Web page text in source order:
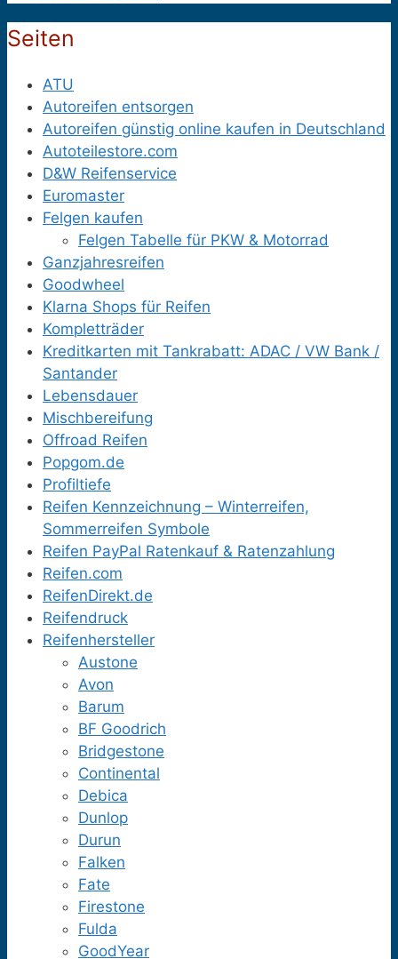
Seiten
ATU
Autoreifen entsorgen
Autoreifen günstig online kaufen in Deutschland
Autoteilestore.com
D&W Reifenservice
Euromaster
Felgen kaufen
Felgen Tabelle für PKW & Motorrad
Ganzjahresreifen
Goodwheel
Klarna Shops für Reifen
Kompletträder
Kreditkarten mit Tankrabatt: ADAC / VW Bank /
Santander
Lebensdauer
Mischbereifung
Offroad Reifen
Popgom.de
Profiltiefe
Reifen Kennzeichnung – Winterreifen,
Sommerreifen Symbole
Reifen PayPal Ratenkauf & Ratenzahlung
Reifen.com
ReifenDirekt.de
Reifendruck
Reifenhersteller
Austone
Avon
Barum
BF Goodrich
Bridgestone
Continental
Debica
Dunlop
Durun
Falken
Fate
Firestone
Fulda
GoodYear